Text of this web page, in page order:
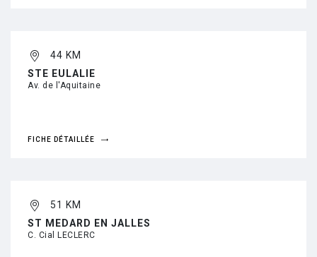
44 KM
STE EULALIE
Av. de l'Aquitaine
FICHE DÉTAILLÉE
51 KM
ST MEDARD EN JALLES
C. Cial LECLERC